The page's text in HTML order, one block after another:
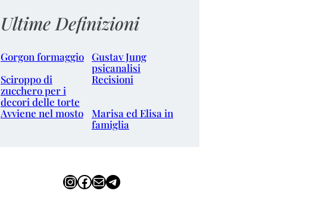
Ultime Definizioni
Gorgon formaggio Gustav Jung
psicanalisi
Sciroppo di
zucchero per i
decori delle torte
Recisioni
Avviene nel mosto
Marisa ed Elisa in
famiglia
InstagramFacebook Email Telegram